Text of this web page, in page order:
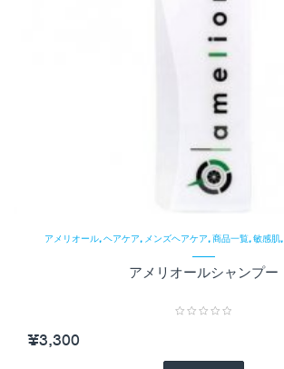
アメリオール, ヘアケア, メンズヘアケア, 商品一覧, 敏感肌,
ー） ,頭皮（乾燥）
アメリオールシャンプー
¥3,300